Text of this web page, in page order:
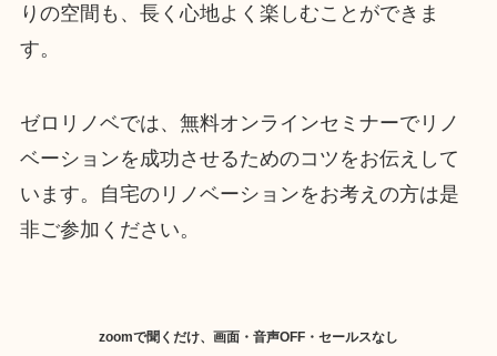
りの空間も、長く心地よく楽しむことができま
す。
ゼロリノベでは、無料オンラインセミナーでリノ
ベーションを成功させるためのコツをお伝えして
います。自宅のリノベーションをお考えの方は是
非ご参加ください。
zoomで聞くだけ、画面・音声OFF・セールスなし